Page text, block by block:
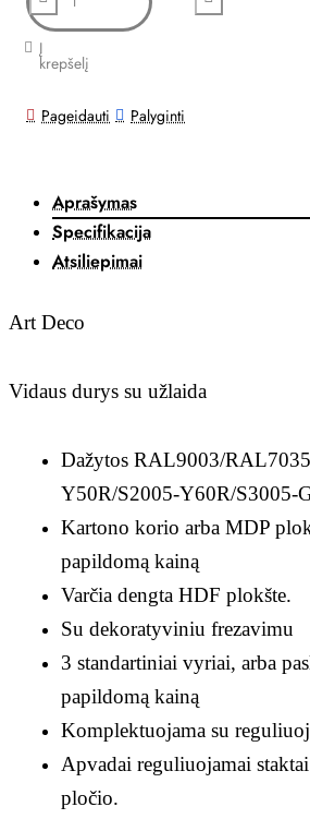
Į
krepšelį
Pageidauti Palyginti
Aprašymas
Specifikacija
Atsiliepimai
Art Deco
Vidaus durys su užlaida
Dažytos RAL9003/
Y50R/S2005-Y60R/S3005-
Kartono korio arba MDP
papildomą kainą
Varčia dengta HDF plokšte.
Su dekoratyviniu frezavimu
3 standartiniai vyriai, arba
papildomą kainą
Komplektuojama su
Apvadai reguliuojamai
pločio.